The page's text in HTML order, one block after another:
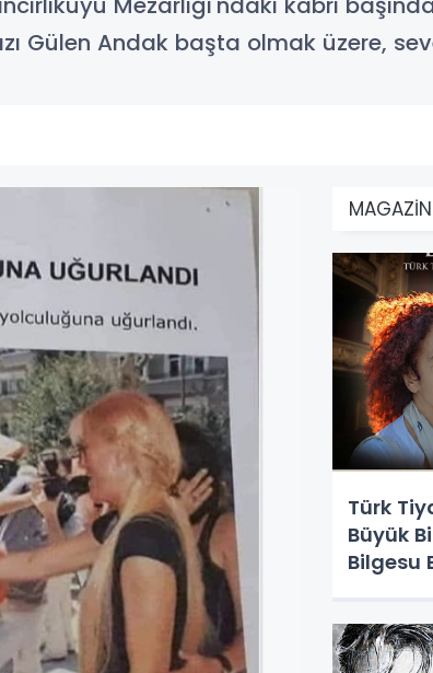
Gülen Andak başta olmak üzere,
MAGAZİN
Türk
Büyük
Bilgesu